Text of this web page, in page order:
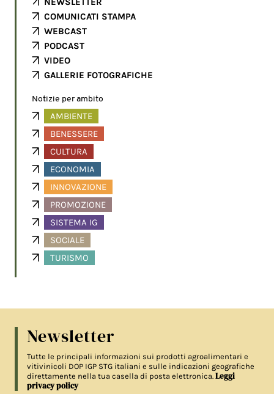
COMUNICATI STAMPA
WEBCAST
PODCAST
VIDEO
GALLERIE FOTOGRAFICHE
Notizie per ambito
AMBIENTE
BENESSERE
CULTURA
ECONOMIA
INNOVAZIONE
PROMOZIONE
SISTEMA IG
SOCIALE
TURISMO
Newsletter
Tutte le principali informazioni sui prodotti agroalimentari e
vitivinicoli DOP IGP STG italiani e sulle indicazioni geografiche
direttamente nella tua casella di posta elettronica.Leggi
privacy policy